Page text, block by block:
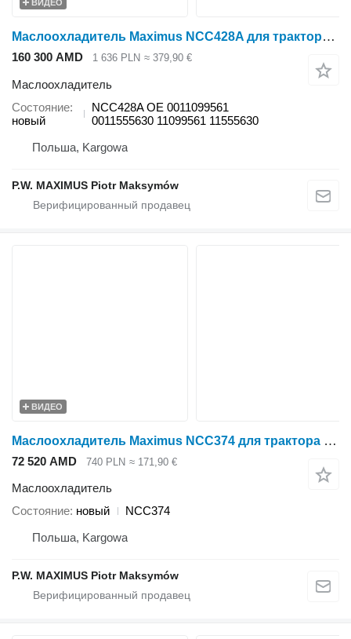
ВИДЕО
Маслоохладитель Maximus NCC428A для трактора колесного Claas ATOS 240-220 , 350-330 , 340-310
160 300 AMD 1 636 PLN ≈ 379,90 €
Маслоохладитель
Состояние
новый
NCC428A OE 0011099561
0011555630 11099561 11555630
Польша, Kargowa
P.W. MAXIMUS Piotr Maksymów
ВИДЕО
Маслоохладитель Maximus NCC374 для трактора колесного SAME EXPLORER
72 520 AMD 740 PLN ≈ 171,90 €
Маслоохладитель
Состояние новый
NCC374
Польша, Kargowa
P.W. MAXIMUS Piotr Maksymów